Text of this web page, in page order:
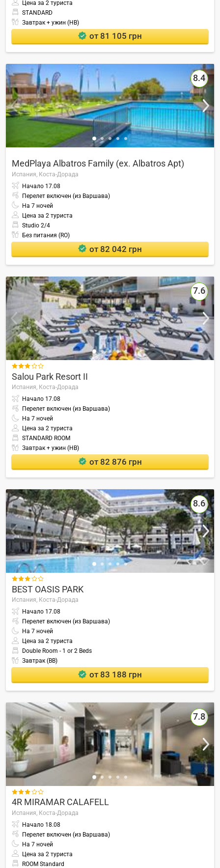
Цена за 2 туриста
STANDARD
Завтрак + ужин (HB)
от 81 105 грн
8.4
MedPlaya Albatros Family (ex. Albatros Apt)
Испания, Коста-Дорада
Начало 17.08
Перелет включен (из Варшава)
На 7 ночей
Цена за 2 туриста
Studio 2/4
Без питания (RO)
от 82 042 грн
7.6

Salou Park Resort II
Испания, Коста-Дорада
Начало 17.08
Перелет включен (из Варшава)
На 7 ночей
Цена за 2 туриста
STANDARD ROOM
Завтрак + ужин (HB)
от 82 876 грн
8.6

BEST OASIS PARK
Испания, Коста-Дорада
Начало 17.08
Перелет включен (из Варшава)
На 7 ночей
Цена за 2 туриста
Double Room - 1 or 2 Beds
Завтрак (BB)
от 83 188 грн
7.8

4R MIRAMAR CALAFELL
Испания, Коста-Дорада
Начало 18.08
Перелет включен (из Варшава)
На 7 ночей
Цена за 2 туриста
ROOM Standard